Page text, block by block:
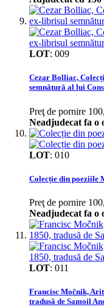
LOT: 009
Cezar Bolliac,
semnătură al lui
Preţ de pornire
Neadjudecat fa o
LOT: 010
Colecție din poeziile
Preţ de pornire
Neadjudecat fa o
LOT: 011
Francisc Močnik,
tradusă de Samoil